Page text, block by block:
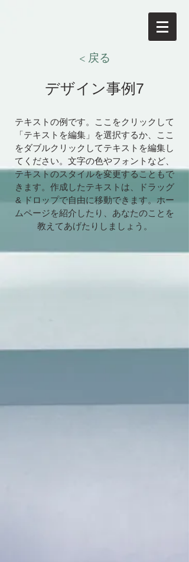
< 戻る
デザイン事例7
テキストの例です。ここをクリックして
「テキストを編集」を選択するか、ここ
をダブルクリックしてテキストを編集し
てください。文字の色やフォントなど、
テキストのスタイルを変更することもで
きます。作成したテキストは、ドラッグ
& ドロップで自由に移動できます。ホー
ムページを紹介したり、あなたのことを
教えてあげたりしましょう。